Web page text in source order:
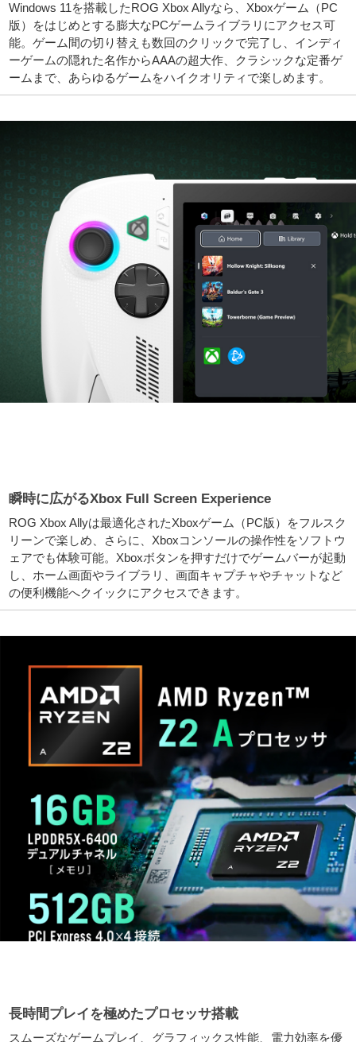
Windows 11を搭載したROG Xbox Allyなら、Xboxゲーム（PC
版）をはじめとする膨大なPCゲームライブラリにアクセス可
能。ゲーム間の切り替えも数回のクリックで完了し、インディ
ーゲームの隠れた名作からAAAの超大作、クラシックな定番ゲ
ームまで、あらゆるゲームをハイクオリティで楽しめます。
瞬時に広がるXbox Full Screen Experience
ROG Xbox Allyは最適化されたXboxゲーム（PC版）をフルスク
リーンで楽しめ、さらに、Xboxコンソールの操作性をソフトウ
ェアでも体験可能。Xboxボタンを押すだけでゲームバーが起動
し、ホーム画面やライブラリ、画面キャプチャやチャットなど
の便利機能へクイックにアクセスできます。
長時間プレイを極めたプロセッサ搭載
スムーズなゲームプレイ、グラフィックス性能、電力効率を優